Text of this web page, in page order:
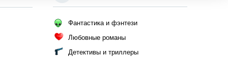
Фантастика и фэнтези
Любовные романы
Детективы и триллеры